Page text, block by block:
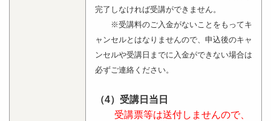
完了しなければ受講ができません。
※受講料のご入金がないことをもってキ
ャンセルとはなりませんので、申込後のキャ
ンセルや受講日までに入金ができない場合は
必ずご連絡ください。
（4）受講日当日
受講票等は送付しませんので、